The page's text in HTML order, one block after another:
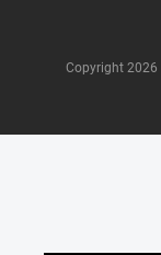
Copyright 2026